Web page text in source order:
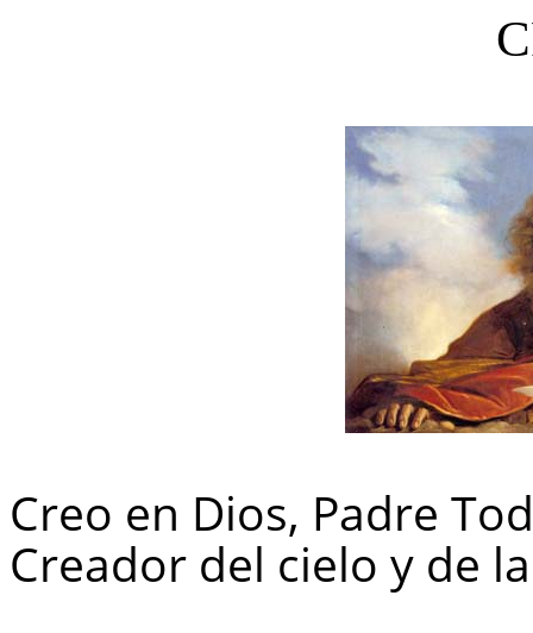
Creo en Dios, Padre
Creador del cielo y de